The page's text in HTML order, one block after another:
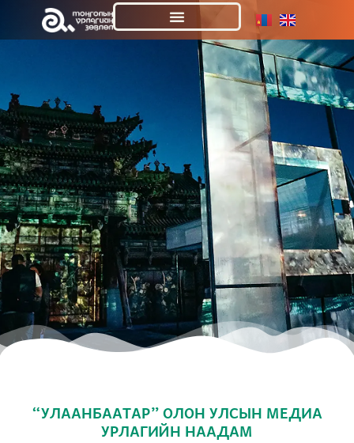
“УЛААНБААТАР” ОЛОН УЛСЫН МЕДИА
УРЛАГИЙН НААДАМ